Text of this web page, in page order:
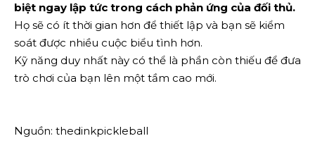
biệt ngay lập tức trong cách phản ứng của đối thủ.
Họ sẽ có ít thời gian hơn để thiết lập và bạn sẽ kiểm
soát được nhiều cuộc biểu tình hơn.
Kỹ năng duy nhất này có thể là phần còn thiếu để đưa
trò chơi của bạn lên một tầm cao mới.
Nguồn: thedinkpickleball